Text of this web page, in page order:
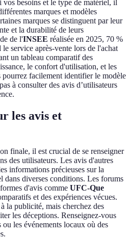
besoins et le type de matériel, il
marques et modèles
marques se distinguent par leur
et la durabilité de leurs
de l'INSEE réalisée en 2025, 70 %
service après-vente lors de l'achat
un tableau comparatif des
le confort d'utilisation, et les
pourrez facilement identifier le modèle
à consulter des avis d’utilisateurs
les avis et
finale, il est crucial de se renseigner
des utilisateurs. Les avis d'autres
informations précieuses sur la
dans diverses conditions. Les forums
d'avis comme UFC-Que
et des expériences vécues.
la publicité, mais cherchez des
les déceptions. Renseignez-vous
ou les événements locaux où des